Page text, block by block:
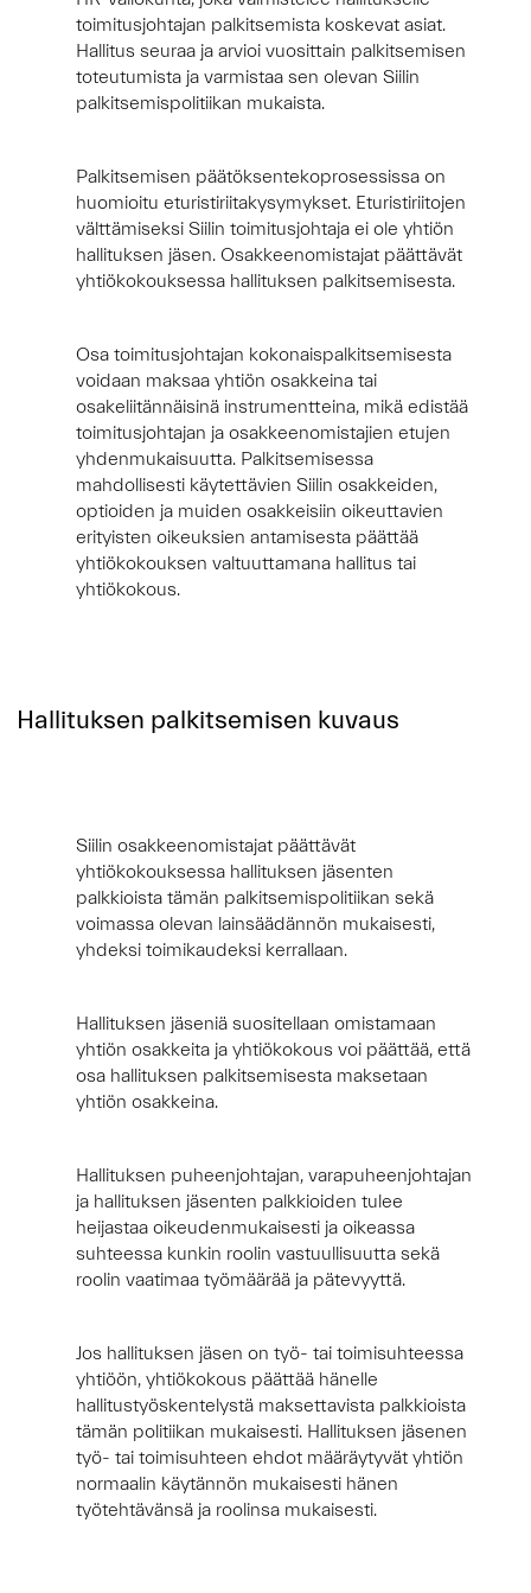
toimitusjohtajan palkitsemista koskevat asiat.
Hallitus seuraa ja arvioi vuosittain palkitsemisen
toteutumista ja varmistaa sen olevan Siilin
palkitsemispolitiikan mukaista.
Palkitsemisen päätöksentekoprosessissa on
huomioitu eturistiriitakysymykset. Eturistiriitojen
välttämiseksi Siilin toimitusjohtaja ei ole yhtiön
hallituksen jäsen. Osakkeenomistajat päättävät
yhtiökokouksessa hallituksen palkitsemisesta.
Osa toimitusjohtajan kokonaispalkitsemisesta
voidaan maksaa yhtiön osakkeina tai
osakeliitännäisinä instrumentteina, mikä edistää
toimitusjohtajan ja osakkeenomistajien etujen
yhdenmukaisuutta. Palkitsemisessa
mahdollisesti käytettävien Siilin osakkeiden,
optioiden ja muiden osakkeisiin oikeuttavien
erityisten oikeuksien antamisesta päättää
yhtiökokouksen valtuuttamana hallitus tai
yhtiökokous.
Hallituksen palkitsemisen kuvaus
Siilin osakkeenomistajat päättävät
yhtiökokouksessa hallituksen jäsenten
palkkioista tämän palkitsemispolitiikan sekä
voimassa olevan lainsäädännön mukaisesti,
yhdeksi toimikaudeksi kerrallaan.
Hallituksen jäseniä suositellaan omistamaan
yhtiön osakkeita ja yhtiökokous voi päättää, että
osa hallituksen palkitsemisesta maksetaan
yhtiön osakkeina.
Hallituksen puheenjohtajan, varapuheenjohtajan
ja hallituksen jäsenten palkkioiden tulee
heijastaa oikeudenmukaisesti ja oikeassa
suhteessa kunkin roolin vastuullisuutta sekä
roolin vaatimaa työmäärää ja pätevyyttä.
Jos hallituksen jäsen on työ- tai toimisuhteessa
yhtiöön, yhtiökokous päättää hänelle
hallitustyöskentelystä maksettavista palkkioista
tämän politiikan mukaisesti. Hallituksen jäsenen
työ- tai toimisuhteen ehdot määräytyvät yhtiön
normaalin käytännön mukaisesti hänen
työtehtävänsä ja roolinsa mukaisesti.